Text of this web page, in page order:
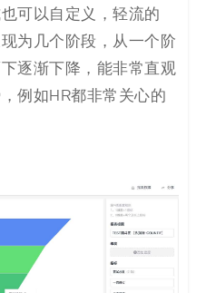
可以自定义，轻流的
为几个阶段，从一个阶
逐渐下降，能非常直观
例如HR都非常关心的